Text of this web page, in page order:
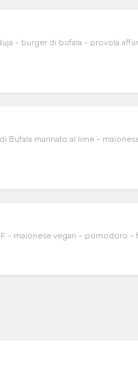
- burger di bufala - provola
Bufala marinato al lime -
- maionese vegan - pomodoro -